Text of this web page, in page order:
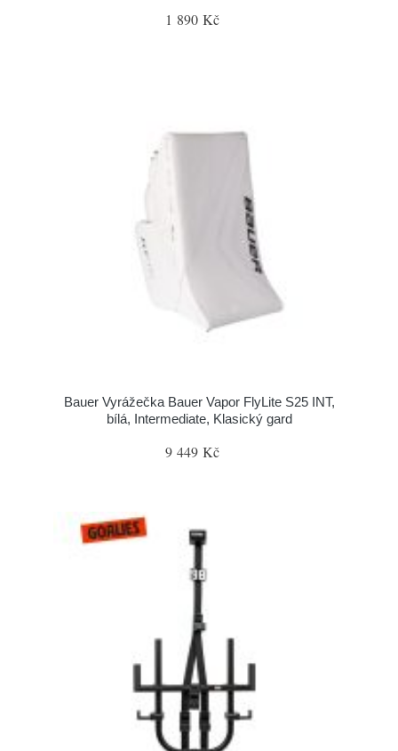
1 890 Kč
Bauer Vyrážečka Bauer Vapor FlyLite S25 INT,
bílá, Intermediate, Klasický gard
9 449 Kč